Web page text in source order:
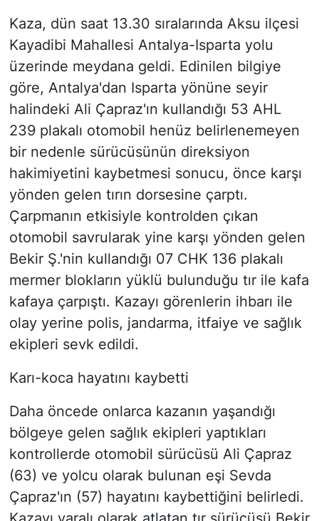
Kaza, dün saat 13.30 sıralarında Aksu ilçesi
Kayadibi Mahallesi Antalya-Isparta yolu
üzerinde meydana geldi. Edinilen bilgiye
göre, Antalya'dan Isparta yönüne seyir
halindeki Ali Çapraz'ın kullandığı 53 AHL
239 plakalı otomobil henüz belirlenemeyen
bir nedenle sürücüsünün direksiyon
hakimiyetini kaybetmesi sonucu, önce karşı
yönden gelen tırın dorsesine çarptı.
Çarpmanın etkisiyle kontrolden çıkan
otomobil savrularak yine karşı yönden gelen
Bekir Ş.'nin kullandığı 07 CHK 136 plakalı
mermer blokların yüklü bulunduğu tır ile kafa
kafaya çarpıştı. Kazayı görenlerin ihbarı ile
olay yerine polis, jandarma, itfaiye ve sağlık
ekipleri sevk edildi.
Karı-koca hayatını kaybetti
Daha öncede onlarca kazanın yaşandığı
bölgeye gelen sağlık ekipleri yaptıkları
kontrollerde otomobil sürücüsü Ali Çapraz
(63) ve yolcu olarak bulunan eşi Sevda
Çapraz'ın (57) hayatını kaybettiğini belirledi.